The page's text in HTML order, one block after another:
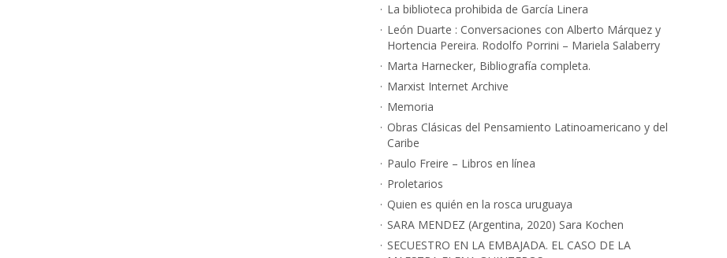
La biblioteca prohibida de García Linera
León Duarte : Conversaciones con Alberto Márquez y
Hortencia Pereira. Rodolfo Porrini – Mariela Salaberry
Marta Harnecker, Bibliografía completa.
Marxist Internet Archive
Memoria
Obras Clásicas del Pensamiento Latinoamericano y del
Caribe
Paulo Freire – Libros en línea
Proletarios
Quien es quién en la rosca uruguaya
SARA MENDEZ (Argentina, 2020) Sara Kochen
SECUESTRO EN LA EMBAJADA. EL CASO DE LA